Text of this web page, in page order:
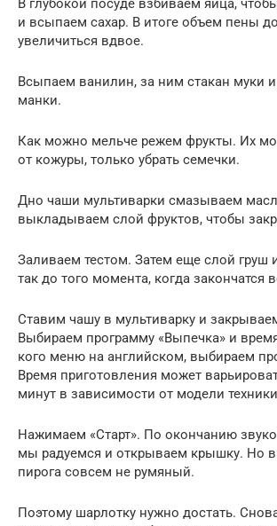
В глубокой посуде взбиваем яйца,
и всыпаем сахар. В итоге объем пены
увеличиться вдвое.
Всыпаем ванилин, за ним стакан муки
манки.
Как можно мельче режем фрукты. Их
от кожуры, только убрать семечки.
Дно чаши мультиварки смазываем
выкладываем слой фруктов, чтобы
Заливаем тестом. Затем еще слой груш
так до того момента, когда закончатся
Ставим чашу в мультиварку и
Выбираем программу «Выпечка» и
кого меню на английском, выбираем
Время приготовления может
минут в зависимости от модели
Нажимаем «Старт». По окончанию
мы радуемся и открываем крышку. Но
пирога совсем не румяный.
Поэтому шарлотку нужно достать.